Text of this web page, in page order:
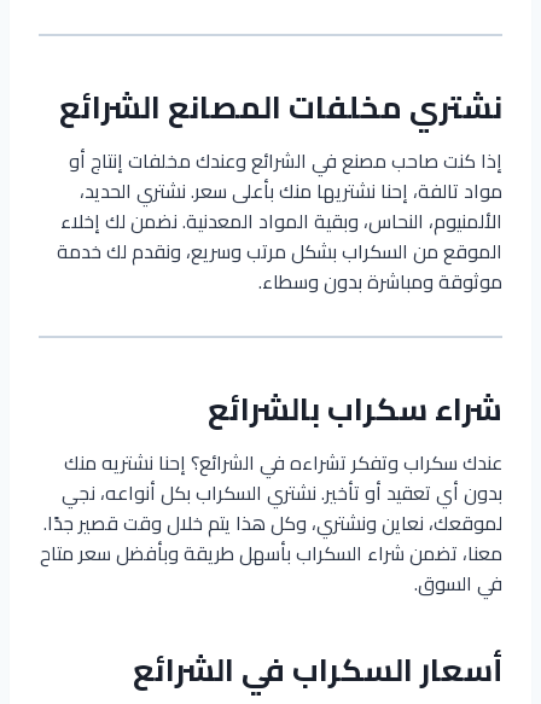
نشتري مخلفات المصانع الشرائع
إذا كنت صاحب مصنع في الشرائع وعندك مخلفات إنتاج أو
مواد تالفة، إحنا نشتريها منك بأعلى سعر. نشتري الحديد،
الألمنيوم، النحاس، وبقية المواد المعدنية. نضمن لك إخلاء
الموقع من السكراب بشكل مرتب وسريع، ونقدم لك خدمة
موثوقة ومباشرة بدون وسطاء.
شراء سكراب بالشرائع
عندك سكراب وتفكر تشراءه في الشرائع؟ إحنا نشتريه منك
بدون أي تعقيد أو تأخير. نشتري السكراب بكل أنواعه، نجي
لموقعك، نعاين ونشتري، وكل هذا يتم خلال وقت قصير جدًا.
معنا، تضمن شراء السكراب بأسهل طريقة وبأفضل سعر متاح
في السوق.
أسعار السكراب في الشرائع